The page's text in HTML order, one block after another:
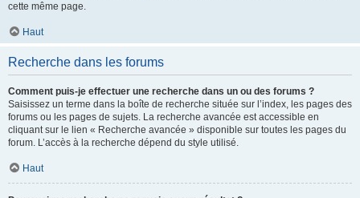
cette même page.
Haut
Recherche dans les forums
Comment puis-je effectuer une recherche dans un ou des forums ?
Saisissez un terme dans la boîte de recherche située sur l’index, les pages des
forums ou les pages de sujets. La recherche avancée est accessible en
cliquant sur le lien « Recherche avancée » disponible sur toutes les pages du
forum. L’accès à la recherche dépend du style utilisé.
Haut